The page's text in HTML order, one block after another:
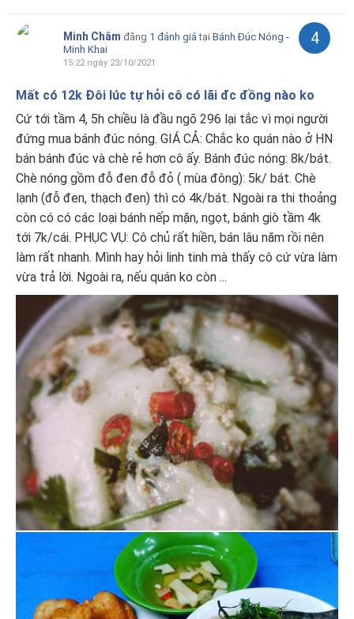
Minh Châm đăng 1 đánh giá tại Bánh Đúc Nóng -
Minh Khai
15:22 ngày 23/10/2021
4
Mất có 12k Đôi lúc tự hỏi cô có lãi đc đồng nào ko
Cứ tới tầm 4, 5h chiều là đầu ngõ 296 lại tắc vì mọi người
đứng mua bánh đúc nóng. GIÁ CẢ: Chắc ko quán nào ở HN
bán bánh đúc và chè rẻ hơn cô ấy. Bánh đúc nóng: 8k/bát.
Chè nóng gồm đỗ đen đỗ đỏ ( mùa đông): 5k/ bát. Chè
lạnh (đỗ đen, thạch đen) thì có 4k/bát. Ngoài ra thi thoảng
còn có có các loại bánh nếp mặn, ngọt, bánh giò tầm 4k
tới 7k/cái. PHỤC VỤ: Cô chủ rất hiền, bán lâu năm rồi nên
làm rất nhanh. Mình hay hỏi linh tinh mà thấy cô cứ vừa làm
vừa trả lời. Ngoài ra, nếu quán ko còn ...